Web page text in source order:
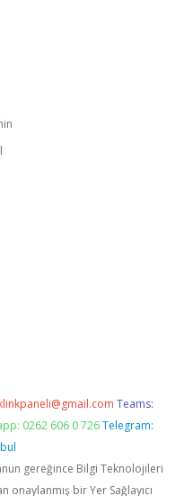
Teams:
0262 606 0 726 Telegram:
gereğince Bilgi Teknolojileri
onaylanmış bir Yer Sağlayıcı